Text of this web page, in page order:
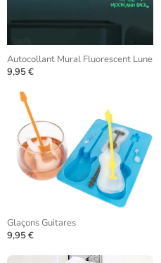
Autocollant Mural Fluorescent Lune
9,95 €
Glaçons Guitares
9,95 €